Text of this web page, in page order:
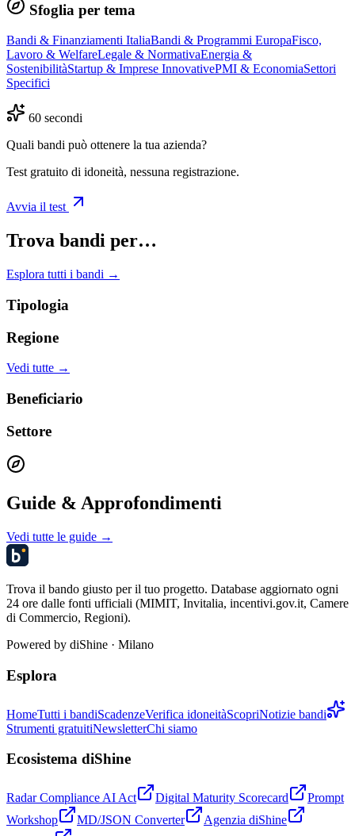
Sfoglia per tema
Bandi & Finanziamenti ItaliaBandi & Programmi EuropaFisco,
Lavoro & WelfareLegale & NormativaEnergia &
SostenibilitàStartup & Imprese InnovativePMI & EconomiaSettori
Specifici
60 secondi
Quali bandi può ottenere la tua azienda?
Test gratuito di idoneità, nessuna registrazione.
Avvia il test
Trova bandi per…
Esplora tutti i bandi →
Tipologia
Regione
Vedi tutte →
Beneficiario
Settore
Guide & Approfondimenti
Vedi tutte le guide →
Trova il bando giusto per il tuo progetto. Database aggiornato ogni
24 ore dalle fonti ufficiali (MIMIT, Invitalia, incentivi.gov.it, Camere
di Commercio, Regioni).
Powered by diShine · Milano
Esplora
HomeTutti i bandiScadenzeVerifica idoneitàScopriNotizie bandi
Strumenti gratuitiNewsletterChi siamo
Ecosistema diShine
Radar Compliance AI Act Digital Maturity Scorecard
Prompt
Workshop
MD/JSON Converter
Agenzia diShine